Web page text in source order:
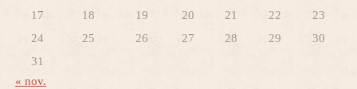
17
18 19 20 21 22
23
24
25 26 27 28 29
30
31
« nov.